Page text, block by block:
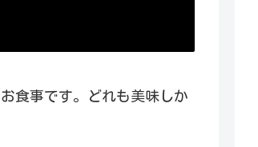
食事です。どれも美味しか